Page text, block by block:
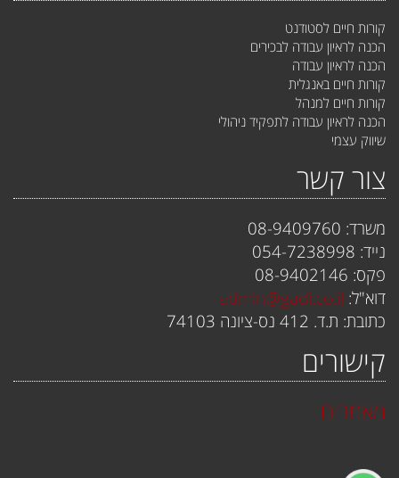
קורות חיים לסטודנט
הכנה לראיון עבודה לבכירים
הכנה לראיון עבודה
קורות חיים באנגלית
קורות חיים למנהל
הכנה לראיון עבודה לתפקיד ניהולי
שיווק עצמי
צור קשר
משרד: 08-9409760
נייד: 054-7238998
פקס: 08-9402146
דוא"ל: admin@gadi.co.il
כתובת: ת.ד. 412 נס-ציונה 74103
קישורים
מאמרים